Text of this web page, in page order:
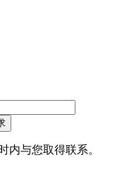
内与您取得联系。